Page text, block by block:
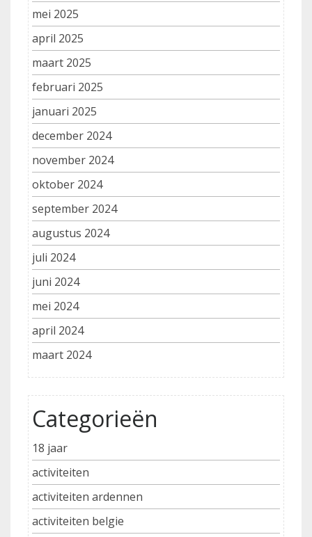
mei 2025
april 2025
maart 2025
februari 2025
januari 2025
december 2024
november 2024
oktober 2024
september 2024
augustus 2024
juli 2024
juni 2024
mei 2024
april 2024
maart 2024
Categorieën
18 jaar
activiteiten
activiteiten ardennen
activiteiten belgie